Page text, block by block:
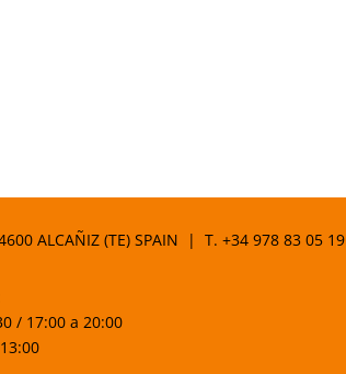
ALCAÑIZ (TE) SPAIN | T. +34 978 83 05 19
/ 17:00 a 20:00